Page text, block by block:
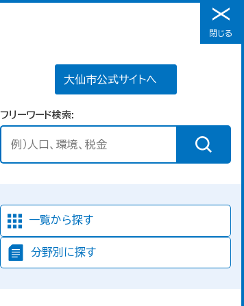
メニュー
大仙市公式サイトへ
フリーワード検索
一覧から探す
分野別に探す
閉じる